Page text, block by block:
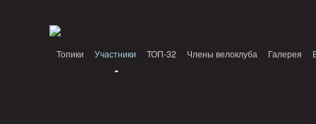
Топики Участники ТОП-32 Члены велоклуба Галерея